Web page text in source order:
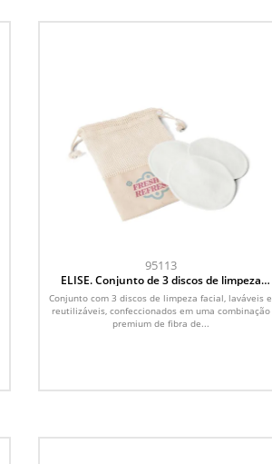
95113
ELISE. Conjunto de 3 discos de limpeza
facial laváveis e reutilizáveis
Conjunto com 3 discos de limpeza facial, laváveis e
reutilizáveis, confeccionados em uma combinação
premium de fibra de...